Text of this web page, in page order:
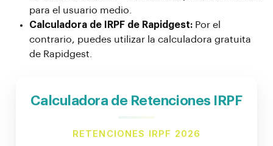
para el usuario medio.
Calculadora de IRPF de Rapidgest: Por el
contrario, puedes utilizar la calculadora gratuita
de Rapidgest
Calculadora de Retenciones IRPF
RETENCIONES IRPF 2026